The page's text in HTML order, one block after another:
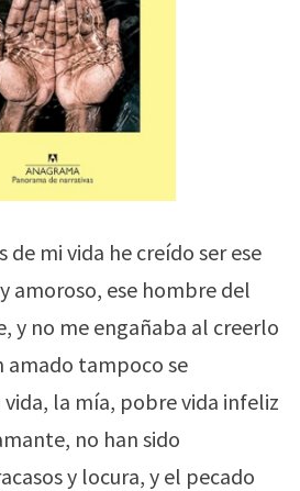
de mi vida he creído ser ese
amoroso, ese hombre del
y no me engañaba al creerlo
amado tampoco se
la mía, pobre vida infeliz
no han sido
y locura, y el pecado